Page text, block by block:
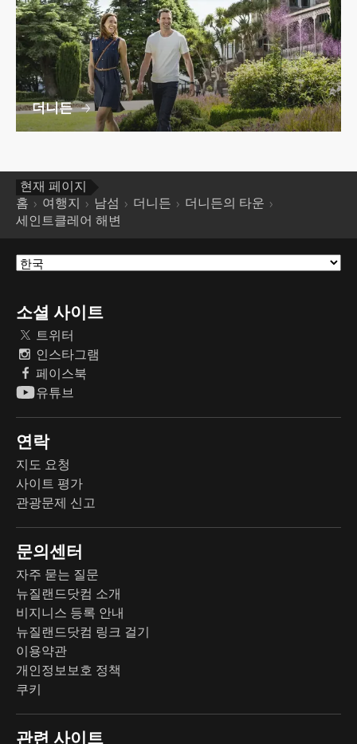
더니든
현재 페이지
홈
여행지 남섬 더니든
더니든의 타운
세인트클레어 해변
소셜 사이트
트위터
인스타그램
페이스북
유튜브
연락
지도 요청
사이트 평가
관광문제 신고
문의센터
자주 묻는 질문
뉴질랜드닷컴 소개
비지니스 등록 안내
뉴질랜드닷컴 링크 걸기
이용약관
개인정보보호 정책
쿠키
관련 사이트